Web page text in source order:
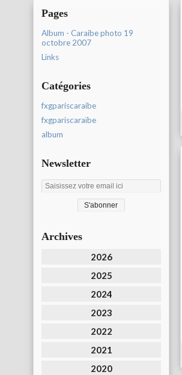
Pages
Album - Caraibe photo 19
octobre 2007
Links
Catégories
fxgpariscaraibe
fxgpariscaraïbe
album
Newsletter
Archives
2026
2025
2024
2023
2022
2021
2020